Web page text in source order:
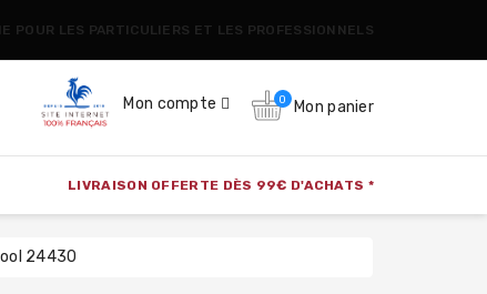
POUR LES PARTICULIERS ET LES PROFESSIONNELS
Mon compte 0 Mon panier
LIVRAISON OFFERTE DÈS 99€ D'ACHATS *
24430